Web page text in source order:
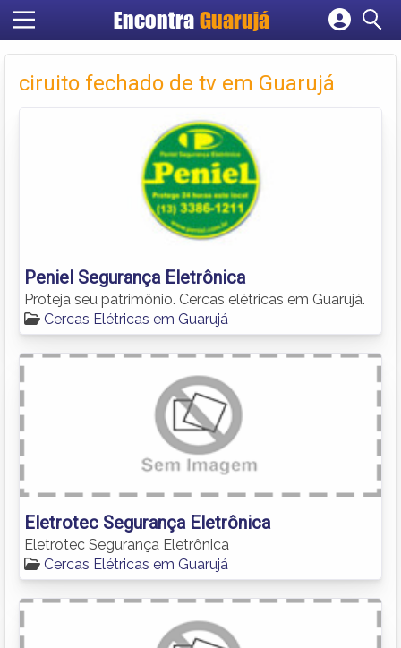
Encontra Guarujá
Cadastrar empresa
Criar conta
ciruito fechado de tv em Guarujá
Peniel Segurança Eletrônica
Proteja seu patrimônio. Cercas elétricas em Guarujá.
Cercas Elétricas em Guarujá
Eletrotec Segurança Eletrônica
Eletrotec Segurança Eletrônica
Cercas Elétricas em Guarujá